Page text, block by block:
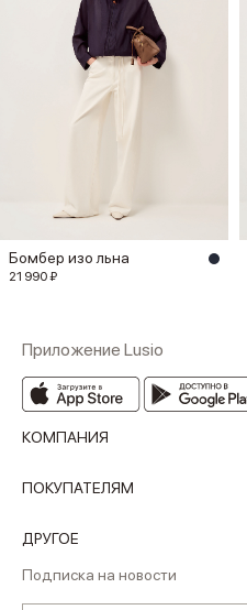
Бомбер изо льна
21 990 ₽
Приложение Lusio
КОМПАНИЯ
ПОКУПАТЕЛЯМ
ДРУГОЕ
Подписка на новости